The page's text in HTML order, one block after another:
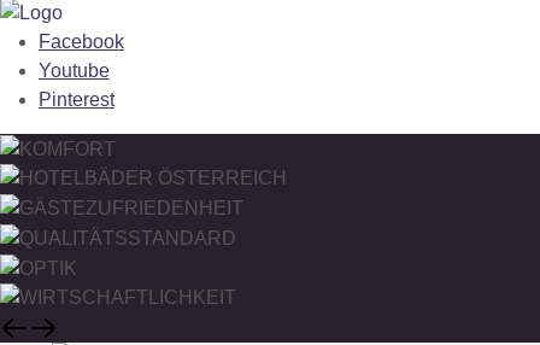
Facebook
Youtube
Pinterest